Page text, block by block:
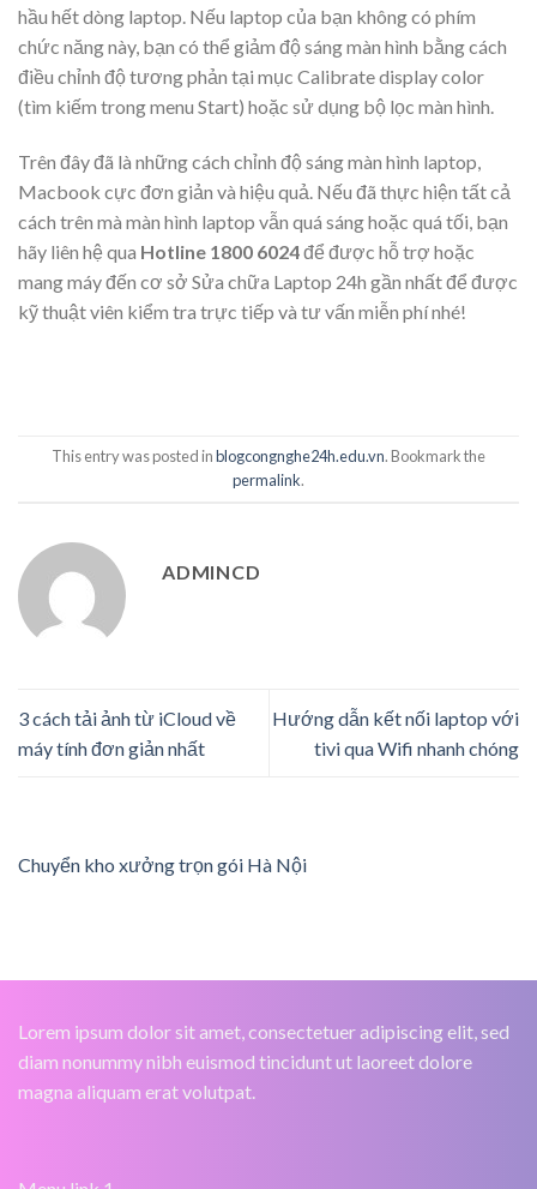
hầu hết dòng laptop. Nếu laptop của bạn không có phím
chức năng này, bạn có thể giảm độ sáng màn hình bằng cách
điều chỉnh độ tương phản tại mục Calibrate display color
(tìm kiếm trong menu Start) hoặc sử dụng bộ lọc màn hình.
Trên đây đã là những cách chỉnh độ sáng màn hình laptop,
Macbook cực đơn giản và hiệu quả. Nếu đã thực hiện tất cả
cách trên mà màn hình laptop vẫn quá sáng hoặc quá tối, bạn
hãy liên hệ qua Hotline 1800 6024để được hỗ trợ hoặc
mang máy đến cơ sở Sửa chữa Laptop 24h gần nhất để được
kỹ thuật viên kiểm tra trực tiếp và tư vấn miễn phí nhé!
This entry was posted inblogcongnghe24h.edu.vn. Bookmark the
permalink.
ADMINCD
3 cách tải ảnh từ iCloud về
máy tính đơn giản nhất
Hướng dẫn kết nối laptop với
tivi qua Wifi nhanh chóng
Chuyển kho xưởng trọn gói Hà Nội
Lorem ipsum dolor sit amet, consectetuer adipiscing elit, sed
diam nonummy nibh euismod tincidunt ut laoreet dolore
magna aliquam erat volutpat.